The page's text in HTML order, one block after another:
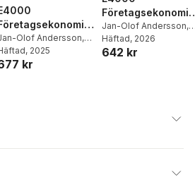
röster:
1 Övningsbok
Olof Andersson,
Ekström
, 2025
kr
Företagsekonomi
nivå 2 Faktabok
Jan-Olof Andersson,
Cege Ekström
Hansson
Häftad, 2026
642 kr